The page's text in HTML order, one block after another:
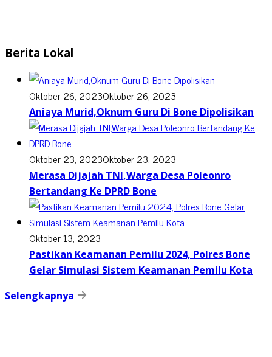
Berita Lokal
Oktober 26, 2023Oktober 26, 2023
Aniaya Murid,Oknum Guru Di Bone Dipolisikan
Oktober 23, 2023Oktober 23, 2023
Merasa Dijajah TNI,Warga Desa Poleonro
Bertandang Ke DPRD Bone
Oktober 13, 2023
Pastikan Keamanan Pemilu 2024, Polres Bone
Gelar Simulasi Sistem Keamanan Pemilu Kota
Selengkapnya